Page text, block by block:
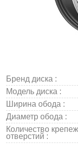
Бренд диска :
Модель диска :
Ширина обода :
Диаметр обода :
Количество
отверстий :